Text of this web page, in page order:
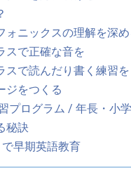
ォニックスの理解を深め
スで正確な音を
スで読んだり書く練習を
ジをつくる
プログラム / 年長・小
秘訣
早期英語教育